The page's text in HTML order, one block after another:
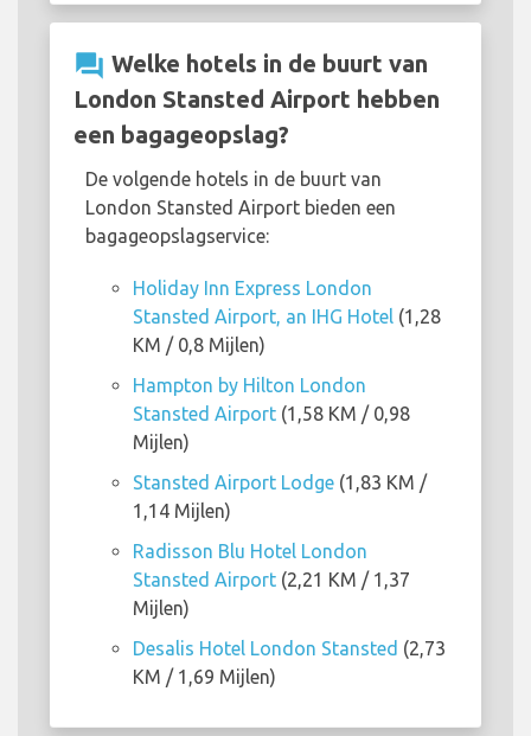
question_answer Welke hotels in de buurt van
London Stansted Airport hebben
een bagageopslag?
De volgende hotels in de buurt van
London Stansted Airport bieden een
bagageopslagservice:
Holiday Inn Express London
Stansted Airport, an IHG Hotel (1,28
KM / 0,8 Mijlen)
Hampton by Hilton London
Stansted Airport (1,58 KM / 0,98
Mijlen)
Stansted Airport Lodge (1,83 KM /
1,14 Mijlen)
Radisson Blu Hotel London
Stansted Airport (2,21 KM / 1,37
Mijlen)
Desalis Hotel London Stansted (2,73
KM / 1,69 Mijlen)